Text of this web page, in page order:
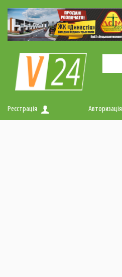
Реєстрація Авторизація